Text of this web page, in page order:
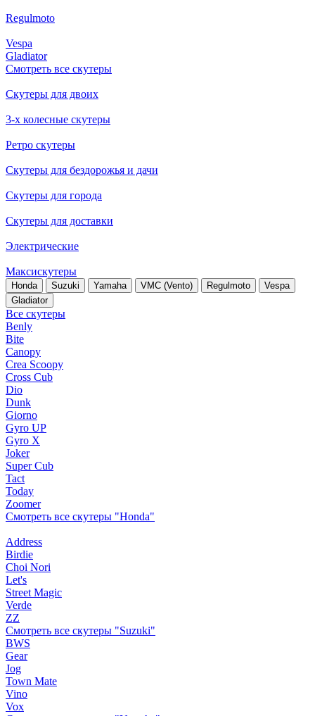
Regulmoto
Vespa
Gladiator
Смотреть все скутеры
Скутеры для двоих
3-х колесные скутеры
Ретро скутеры
Скутеры для бездорожья и дачи
Скутеры для города
Скутеры для доставки
Электрические
Максискутеры
Honda Suzuki Yamaha VMC (Vento) Regulmoto
Vespa
Gladiator
Все скутеры
Benly
Bite
Canopy
Crea Scoopy
Cross Cub
Dio
Dunk
Giorno
Gyro UP
Gyro X
Joker
Super Cub
Tact
Today
Zoomer
Смотреть все скутеры "Honda"
Address
Birdie
Choi Nori
Let's
Street Magic
Verde
ZZ
Смотреть все скутеры "Suzuki"
BWS
Gear
Jog
Town Mate
Vino
Vox